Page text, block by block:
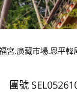
宮.廣藏市場.恩平韓
團號